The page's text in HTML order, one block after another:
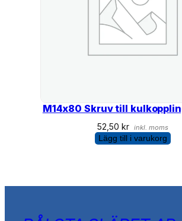
M14x80 Skruv till
52,50 kr inkl. moms
Lägg till i varukorg